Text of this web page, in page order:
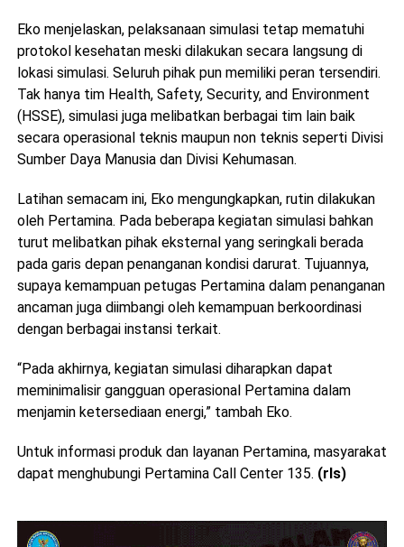
Eko menjelaskan, pelaksanaan simulasi tetap mematuhi
protokol kesehatan meski dilakukan secara langsung di
lokasi simulasi. Seluruh pihak pun memiliki peran tersendiri.
Tak hanya tim Health, Safety, Security, and Environment
(HSSE), simulasi juga melibatkan berbagai tim lain baik
secara operasional teknis maupun non teknis seperti Divisi
Sumber Daya Manusia dan Divisi Kehumasan.
Latihan semacam ini, Eko mengungkapkan, rutin dilakukan
oleh Pertamina. Pada beberapa kegiatan simulasi bahkan
turut melibatkan pihak eksternal yang seringkali berada
pada garis depan penanganan kondisi darurat. Tujuannya,
supaya kemampuan petugas Pertamina dalam penanganan
ancaman juga diimbangi oleh kemampuan berkoordinasi
dengan berbagai instansi terkait.
“Pada akhirnya, kegiatan simulasi diharapkan dapat
meminimalisir gangguan operasional Pertamina dalam
menjamin ketersediaan energi,” tambah Eko.
Untuk informasi produk dan layanan Pertamina, masyarakat
dapat menghubungi Pertamina Call Center 135. (rls)